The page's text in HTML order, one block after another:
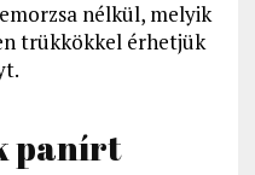
nélkül, melyik
trükkökkel érhetjük
panírt